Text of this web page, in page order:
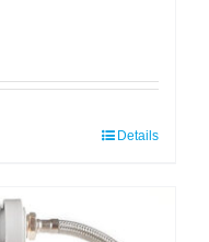
Details